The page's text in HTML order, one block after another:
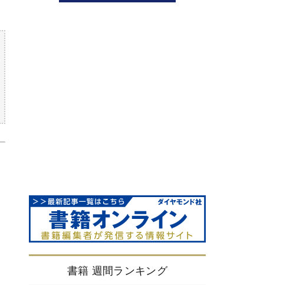
書籍 週間ランキング